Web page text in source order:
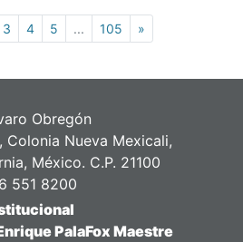
3 4 5 ... 105 »
Obregón
Colonia Nueva Mexicali,
México. C.P. 21100
551 8200
PalaFox Maestre